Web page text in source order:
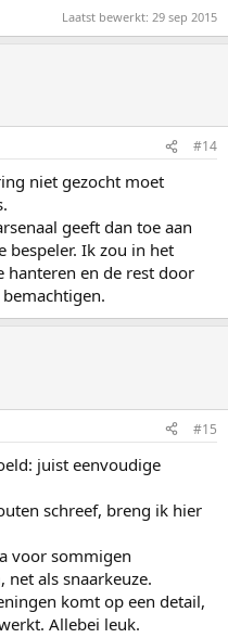
Laatst bewerkt: 29 sep 2015
#14
niet gezocht moet
geeft dan toe aan
bespeler. Ik zou in het
hanteren en de rest door
#15
juist eenvoudige
schreef, breng ik hier
voor sommigen
als snaarkeuze.
komt op een detail,
Allebei leuk.